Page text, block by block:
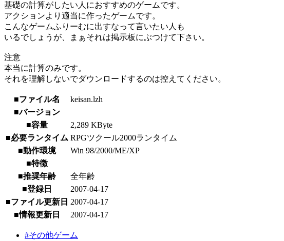
基礎の計算がしたい人におすすめのゲームです。
アクションより適当に作ったゲームです。
こんなゲームふりーむに出すなって言いたい人も
いるでしょうが、まぁそれは掲示板にぶつけて下さい。
注意
本当に計算のみです。
それを理解しないでダウンロードするのは控えてください。
■ファイル名
keisan.lzh
■バージョン
■容量
2,289 KByte
■必要ランタイム RPGツクール2000ランタイム
■動作環境
Win 98/2000/ME/XP
■特徴
■推奨年齢
全年齢
■登録日
2007-04-17
■ファイル更新日 2007-04-17
■情報更新日
2007-04-17
#その他ゲーム